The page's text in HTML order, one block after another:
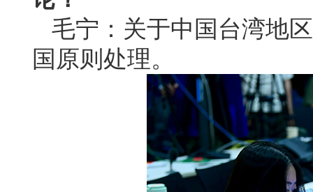
毛宁：关于中国台湾地
国原则处理。